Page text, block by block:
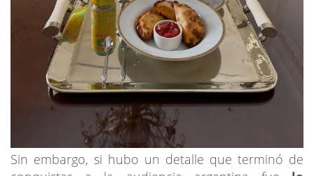
Sin embargo, si hubo un detalle que terminó de